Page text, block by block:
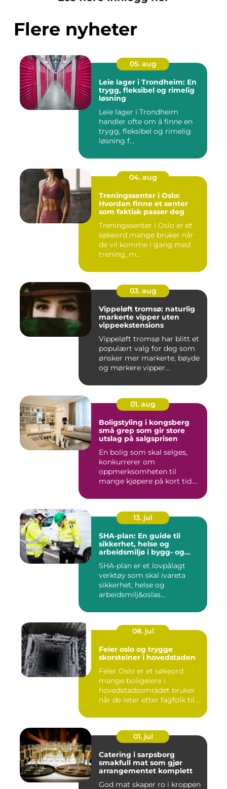
Flere nyheter
05. aug
Leie lager i Trondheim: En
trygg, fleksibel og rimelig
løsning
Leie lager i Trondheim
handler ofte om å finne en
trygg, fleksibel og rimelig
løsning f...
04. aug
Treningssenter i Oslo:
Hvordan finne et senter
som faktisk passer deg
Treningssenter i Oslo er et
søkeord mange bruker når
de vil komme i gang med
trening, m...
03. aug
Vippeløft tromsø: naturlig
markerte vipper uten
vippeekstensions
Vippeløft tromsø har blitt et
populært valg for deg som
ønsker mer markerte, bøyde
og mørkere vipper...
01. aug
Boligstyling i kongsberg
små grep som gir store
utslag på salgsprisen
En bolig som skal selges,
konkurrerer om
oppmerksomheten til
mange kjøpere på kort tid.
13. jul
SHA-plan: En guide til
sikkerhet, helse og
arbeidsmiljø i bygg- og
SHA-plan er et lovpålagt
verktøy som skal ivareta
sikkerhet, helse og
arbeidsmilj&oslas...
08. jul
Feier oslo og trygge
skorsteiner i hovedstaden
Feier Oslo er et søkeord
mange boligeiere i
hovedstadsområdet bruker
når de leter etter fagfolk til ...
01. jul
Catering i sarpsborg
smakfull mat som gjør
arrangementet komplett
God mat skaper ro i kroppen